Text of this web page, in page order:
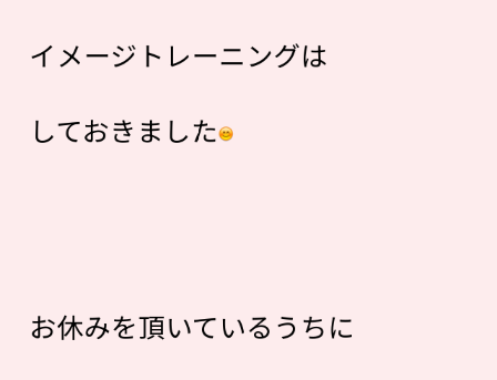
イメージトレーニングは
しておきました
お休みを頂いているうちに